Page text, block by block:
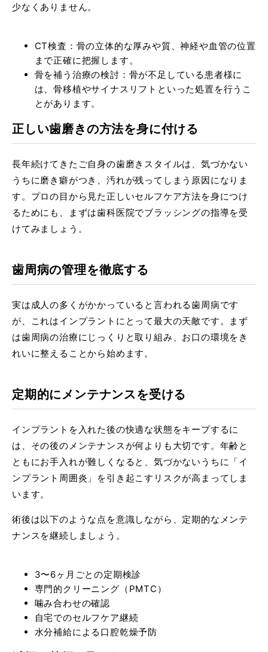
少なくありません。
CT検査：骨の立体的な厚みや質、神経や血管の位置
まで正確に把握します。
骨を補う治療の検討：骨が不足している患者様に
は、骨移植やサイナスリフトといった処置を行うこ
とがあります。
正しい歯磨きの方法を身に付ける
長年続けてきたご自身の歯磨きスタイルは、気づかない
うちに磨き癖がつき、汚れが残ってしまう原因になりま
す。プロの目から見た正しいセルフケア方法を身につけ
るためにも、まずは歯科医院でブラッシングの指導を受
けてみましょう。
歯周病の管理を徹底する
実は成人の多くがかかっていると言われる歯周病です
が、これはインプラントにとって最大の天敵です。まず
は歯周病の治療にじっくりと取り組み、お口の環境をき
れいに整えることから始めます。
定期的にメンテナンスを受ける
インプラントを入れた後の快適な状態をキープするに
は、その後のメンテナンスが何よりも大切です。年齢と
ともにお手入れが難しくなると、気づかないうちに「イ
ンプラント周囲炎」を引き起こすリスクが高まってしま
います。
術後は以下のような点を意識しながら、定期的なメンテ
ナンスを継続しましょう。
3〜6ヶ月ごとの定期検診
専門的クリーニング（PMTC）
噛み合わせの確認
自宅でのセルフケア継続
水分補給による口腔乾燥予防